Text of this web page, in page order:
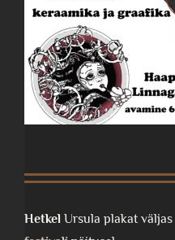
Hetkel Ursula plakat väljas